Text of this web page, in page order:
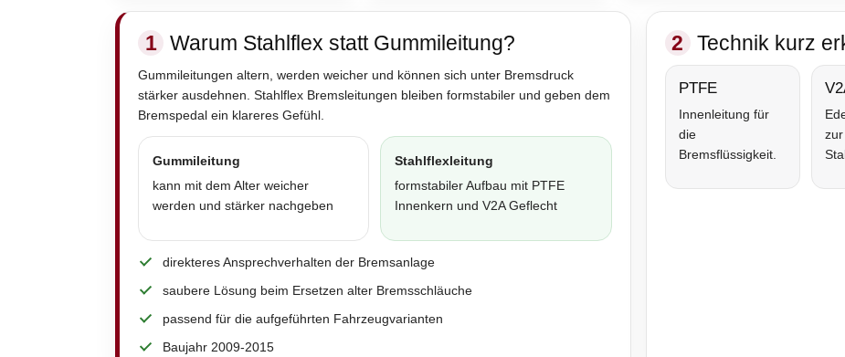
1 Warum Stahlflex statt Gummileitung?
Gummileitungen altern, werden weicher und können sich unter Bremsdruck
stärker ausdehnen. Stahlflex Bremsleitungen bleiben formstabiler und geben dem
Bremspedal ein klareres Gefühl.
Gummileitung
kann mit dem Alter weicher
werden und stärker nachgeben
Stahlflexleitung
formstabiler Aufbau mit PTFE
Innenkern und V2A Geflecht
direkteres Ansprechverhalten der Bremsanlage
saubere Lösung beim Ersetzen alter Bremsschläuche
passend für die aufgeführten Fahrzeugvarianten
Baujahr 2009-2015
2 Technik kurz
PTFE
Innenleitung für
die
Bremsflüssigkeit.